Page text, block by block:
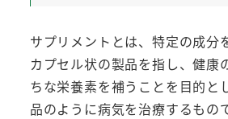
サプリメントとは、特定の成分
カプセル状の製品を指し、健康
ちな栄養素を補うことを目的と
品のように病気を治療するもの